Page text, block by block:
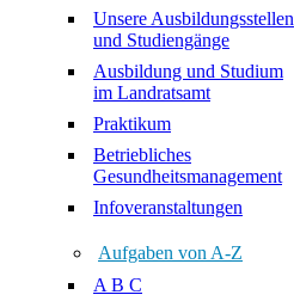
Unsere Ausbildungsstellen
und Studiengänge
Ausbildung und Studium
im Landratsamt
Praktikum
Betriebliches
Gesundheitsmanagement
Infoveranstaltungen
Aufgaben von A-Z
A B C